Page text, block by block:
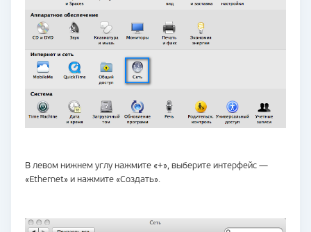
В левом нижнем углу нажмите «+», выберите интерфейс —
«Ethernet» и нажмите «Создать».